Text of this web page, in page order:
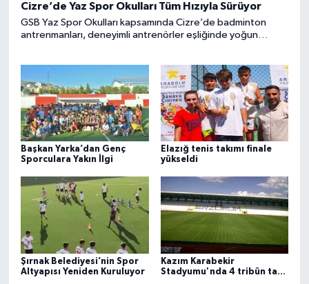
Cizre’de Yaz Spor Okulları Tüm Hızıyla Sürüyor
GSB Yaz Spor Okulları kapsamında Cizre’de badminton
antrenmanları, deneyimli antrenörler eşliğinde yoğun
Başkan Yarka’dan Genç
Sporculara Yakın İlgi
Elazığ tenis takımı finale
yükseldi
Şırnak Belediyesi’nin Spor
Altyapısı Yeniden Kuruluyor
Kazım Karabekir
Stadyumu'nda 4 tribün tam